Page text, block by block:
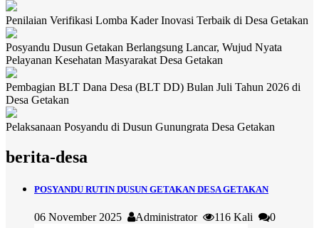
Penilaian Verifikasi Lomba Kader Inovasi Terbaik di Desa Getakan
Posyandu Dusun Getakan Berlangsung Lancar, Wujud Nyata
Pelayanan Kesehatan Masyarakat Desa Getakan
Pembagian BLT Dana Desa (BLT DD) Bulan Juli Tahun 2026 di
Desa Getakan
Pelaksanaan Posyandu di Dusun Gunungrata Desa Getakan
berita-desa
POSYANDU RUTIN DUSUN GETAKAN DESA GETAKAN
06 November 2025 Administrator 116 Kali 0